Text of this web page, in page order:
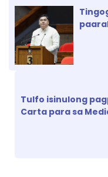
Tulfo isinulong
Carta para sa